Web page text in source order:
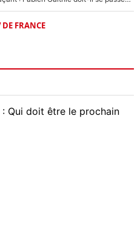
FRANCE
Qui doit être le prochain